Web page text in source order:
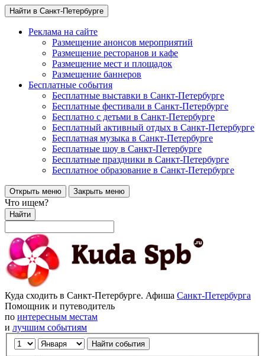
Найти в Санкт-Петербурге
Реклама на сайте
Размещение анонсов мероприятий
Размещение ресторанов и кафе
Размещение мест и площадок
Размещение баннеров
Бесплатные события
Бесплатные выставки в Санкт-Петербурге
Бесплатные фестивали в Санкт-Петербурге
Бесплатно с детьми в Санкт-Петербурге
Бесплатный активный отдых в Санкт-Петербурге
Бесплатная музыка в Санкт-Петербурге
Бесплатные шоу в Санкт-Петербурге
Бесплатные праздники в Санкт-Петербурге
Бесплатное образование в Санкт-Петербурге
Открыть меню Закрыть меню
Что ищем?
Найти
Куда сходить в Санкт-Петербурге. Афиша Санкт-Петербурга
Помощник и путеводитель
по интересным местам
и лучшим событиям